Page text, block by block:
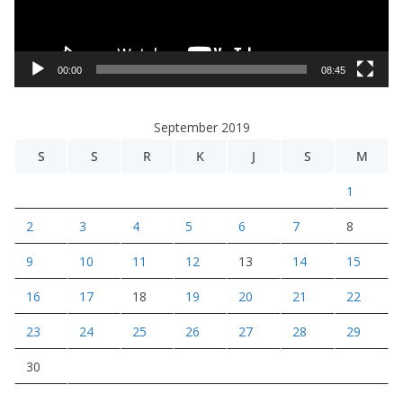
d
00:00 08:45
September 2019
S
S R K J S M
1
2 3 4 5 6 7 8
9 10 11 12 13 14 15
16 17 18 19 20 21 22
23 24 25 26 27 28 29
30